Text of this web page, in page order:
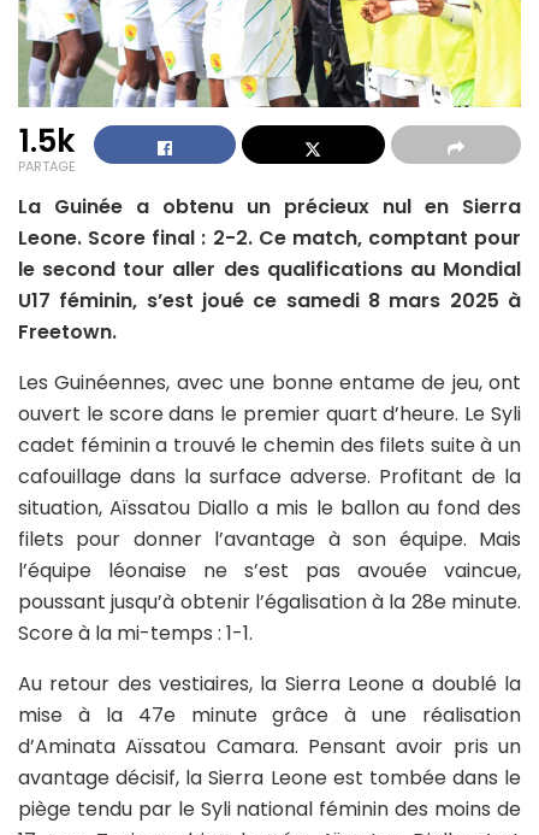
1.5k
PARTAGE
La Guinée a obtenu un précieux nul en Sierra
Leone. Score final : 2-2. Ce match, comptant pour
le second tour aller des qualifications au Mondial
U17 féminin, s’est joué ce samedi 8 mars 2025 à
Freetown.
Les Guinéennes, avec une bonne entame de jeu, ont
ouvert le score dans le premier quart d’heure. Le Syli
cadet féminin a trouvé le chemin des filets suite à un
cafouillage dans la surface adverse. Profitant de la
situation, Aïssatou Diallo a mis le ballon au fond des
filets pour donner l’avantage à son équipe. Mais
l’équipe léonaise ne s’est pas avouée vaincue,
poussant jusqu’à obtenir l’égalisation à la 28e minute.
Score à la mi-temps : 1-1.
Au retour des vestiaires, la Sierra Leone a doublé la
mise à la 47e minute grâce à une réalisation
d’Aminata Aïssatou Camara. Pensant avoir pris un
avantage décisif, la Sierra Leone est tombée dans le
piège tendu par le Syli national féminin des moins de